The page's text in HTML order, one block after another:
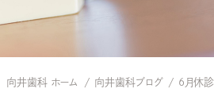
向井歯科 ホーム 向井歯科ブログ 6月休